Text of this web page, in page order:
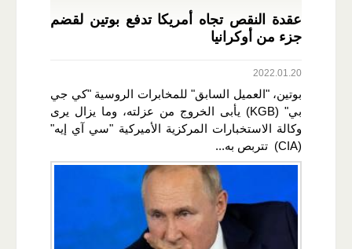
عقدة النقص تجاه أمريكا تدفع بوتين لقضم
جزء من أوكرانيا
2022.01.20
بوتين، "العميل السابق" للمخابرات الروسية "كي جي
بي" (KGB) يأبى الخروج من عزلته، وما يزال يرى
وكالة الاستخبارات المركزية الأميركية "سي آي إيه"
(CIA) تتربص به...